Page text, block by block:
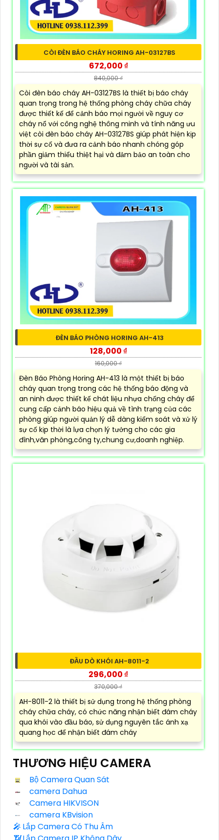
CÒI ĐÈN BÁO CHÁY HORING AH-03127BS
672,000 ₫
840,000 ₫
Còi đèn báo cháy AH-03127BS là thiết bị báo cháy
quan trọng trong hệ thống phòng cháy chữa cháy
được thiết kế để cảnh báo mọi người về nguy cơ
cháy nổ với công nghệ thông minh và tính năng ưu
việt còi đèn báo cháy AH-03127BS giúp phát hiện kịp
thời sự cố và đưa ra cảnh báo nhanh chóng góp
phần giảm thiểu thiệt hại và đảm bảo an toàn cho
người và tài sản.
ĐÈN BÁO PHÒNG HORING AH-413
128,000 ₫
160,000 ₫
Đèn Báo Phòng Horing AH-413 là một thiết bị báo
cháy quan trọng trong các hệ thống báo động và
an ninh được thiết kế chát liệu nhựa chống cháy để
cung cấp cảnh báo hiệu quả về tình trạng của các
phòng giúp người quản lý dễ dàng kiểm soát và xử lý
sự cố kịp thời là lựa chọn lý tưởng cho các gia
đình,văn phòng,công ty,chung cư,doanh nghiệp.
ĐẦU DÒ KHÓI AH-8011-2
296,000 ₫
370,000 ₫
AH-8011-2 là thiết bị sử dụng trong hệ thống phòng
cháy chữa cháy, có chức năng nhận biết đám cháy
qua khói vào đầu báo, sử dụng nguyên tắc ánh xạ
quang học để nhận biết đám cháy
THƯƠNG HIỆU CAMERA
Bộ Camera Quan Sát
camera Dahua
Camera HIKVISON
camera KBvision
️🎤️ Lắp Camera Có Thu Âm